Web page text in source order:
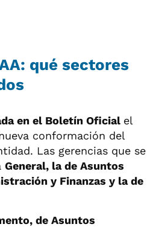
qué sectores
en el Boletín Oficial el
conformación del
Las gerencias que se
General, la de Asuntos
y Finanzas y la de
de Asuntos